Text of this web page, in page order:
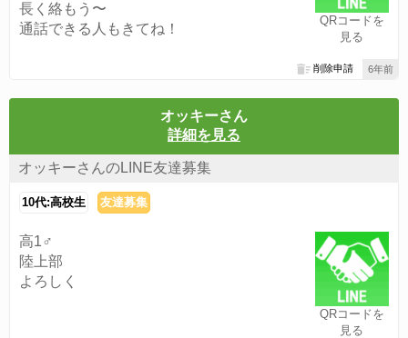
QRコードを
見る
長く絡もう〜
通話できる人もきてね！
6年前
削除申請
オッキーさん
詳細を見る
オッキーさんのLINE友達募集
10代:高校生 友達募集
QRコードを
見る
高1♂
陸上部
よろしく